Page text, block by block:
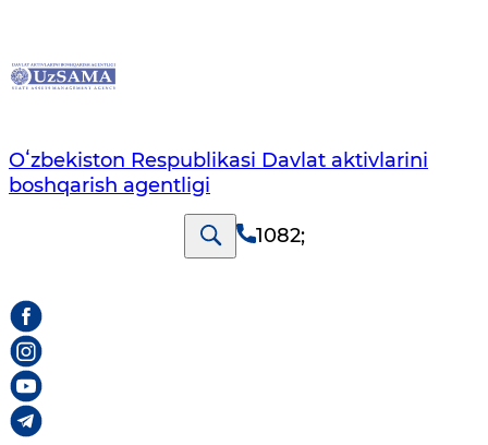
Oʻzbekiston Respublikasi Davlat aktivlarini
boshqarish agentligi
1082;